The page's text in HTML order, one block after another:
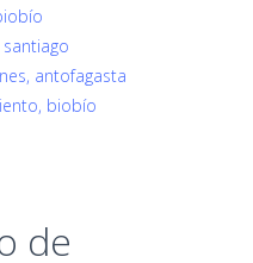
antofagasta
biobío
de